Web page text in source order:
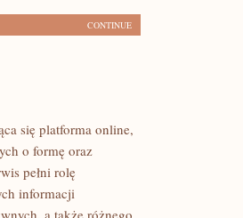
CONTINUE
się platforma online,
o formę oraz
pełni rolę
informacji
a także różnego